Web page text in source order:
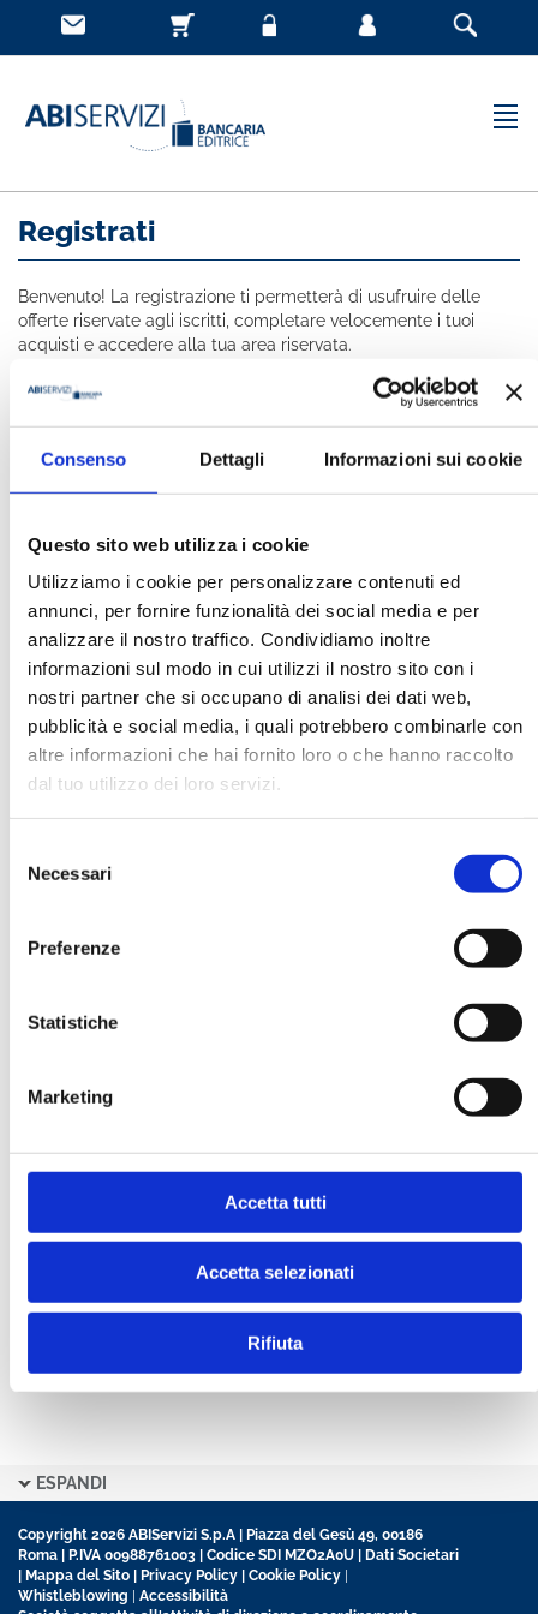
Consenso Dettagli Informazioni sui cookie
Questo sito web utilizza i cookie
Utilizziamo i cookie per personalizzare contenuti ed
annunci, per fornire funzionalità dei social media e per
analizzare il nostro traffico. Condividiamo inoltre
informazioni sul modo in cui utilizzi il nostro sito con i
nostri partner che si occupano di analisi dei dati web,
pubblicità e social media, i quali potrebbero combinarle con
altre informazioni che hai fornito loro o che hanno raccolto
dal tuo utilizzo dei loro servizi.
delNecessari
Preferenze
Statistiche
Marketing
Accetta tutti
Accetta selezionati
Rifiuta
Registrati
Benvenuto! La registrazione ti permetterà di usufruire delle
offerte riservate agli iscritti, completare velocemente i tuoi
acquisti e accedere alla tua area riservata.
Tutti i campi indicati con * sono obbligatori
DATA DI NASCITA *
E-MAIL *
AZIENDA
FUNZIONE AZIENDALE
Ho letto e accetto l’informativa sulla
Ho preso visione delleCondizioni Generalidi
contratto disciplinanti il sito
ESPANDI
Copyright 2026 ABIServizi S.p.A | Piazza del Gesù 49, 00186
Roma | P.IVA 00988761003 | Codice SDI MZO2A0U | Dati Societari
| Mappa del Sito | Privacy Policy | Cookie Policy |
Whistleblowing | Accessibilità